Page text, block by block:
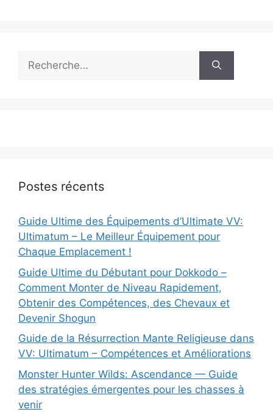
Rechercher :
Postes récents
Guide Ultime des Équipements d’Ultimate VV:
Ultimatum – Le Meilleur Équipement pour
Chaque Emplacement !
Guide Ultime du Débutant pour Dokkodo –
Comment Monter de Niveau Rapidement,
Obtenir des Compétences, des Chevaux et
Devenir Shogun
Guide de la Résurrection Mante Religieuse dans
VV: Ultimatum – Compétences et Améliorations
Monster Hunter Wilds: Ascendance — Guide
des stratégies émergentes pour les chasses à
venir